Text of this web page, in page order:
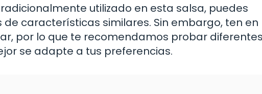
utilizado en esta salsa, puedes
características similares. Sin embargo, ten en
por lo que te recomendamos probar diferentes
se adapte a tus preferencias.